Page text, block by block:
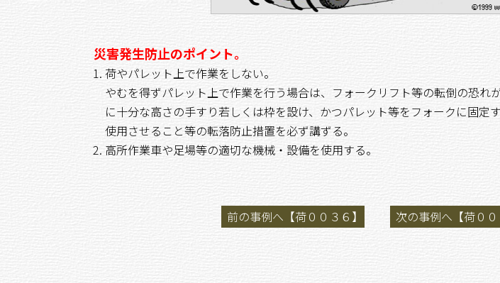
災害発生防止のポイント。
荷やパレット上で作業をしない。
やむを得ずパレット上で作業を行う場合は、フォークリフト等の転倒の恐れ
に十分な高さの手すり若しくは枠を設け、かつパレット等をフォークに固定
使用させること等の転落防止措置を必ず講ずる。
高所作業車や足場等の適切な機械・設備を使用する。
前の事例へ【荷００３６】 次の事例へ【荷００